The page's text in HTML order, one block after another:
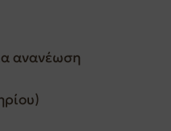
ανανέωση